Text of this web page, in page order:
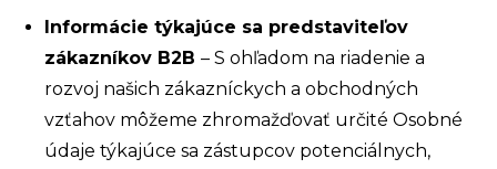
Informácie týkajúce sa predstaviteľov
zákazníkov B2B – S ohľadom na riadenie a
rozvoj našich zákazníckych a obchodných
vzťahov môžeme zhromažďovať určité Osobné
údaje týkajúce sa zástupcov potenciálnych,